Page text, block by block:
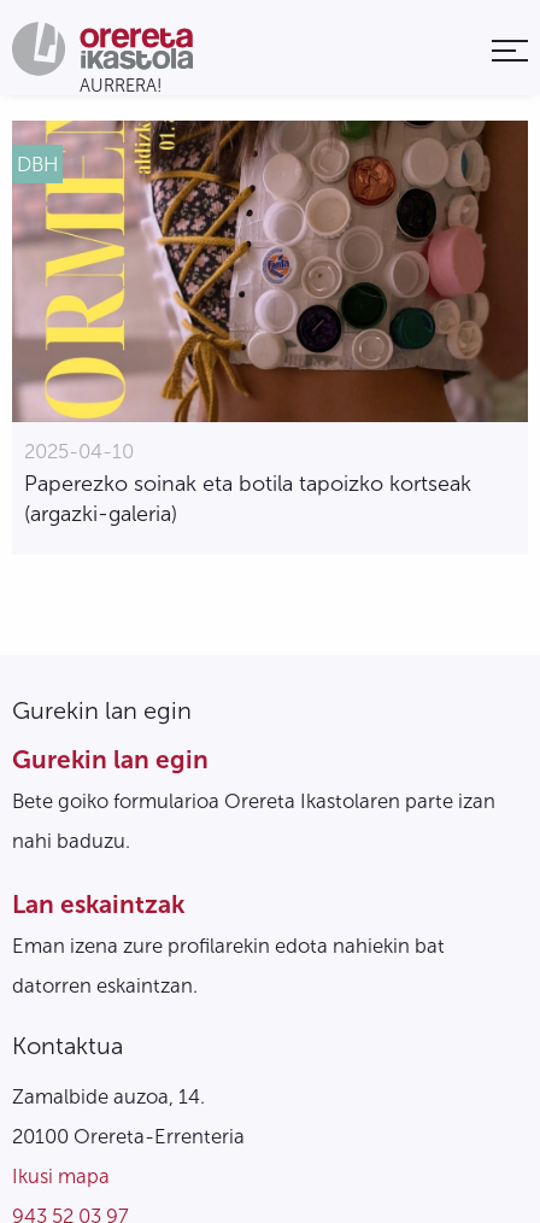
DBH
2025-04-10
Paperezko soinak eta botila tapoizko kortseak
(argazki-galeria)
Gurekin lan egin
Gurekin lan egin
Bete goiko formularioa Orereta Ikastolaren parte izan
nahi baduzu.
Lan eskaintzak
Eman izena zure profilarekin edota nahiekin bat
datorren eskaintzan.
Kontaktua
Zamalbide auzoa, 14.
20100 Orereta-Errenteria
Ikusi mapa
943 52 03 97